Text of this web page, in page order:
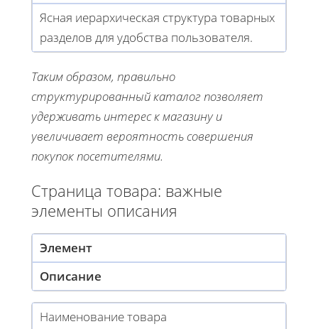
Ясная иерархическая структура товарных
разделов для удобства пользователя.
Таким образом, правильно
структурированный каталог позволяет
удерживать интерес к магазину и
увеличивает вероятность совершения
покупок посетителями.
Страница товара: важные
элементы описания
Элемент
Описание
Наименование товара